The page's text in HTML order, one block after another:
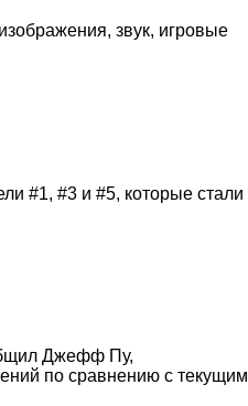
звук, игровые
#1, #3 и #5, которые стали
Джефф Пу,
по сравнению с текущим